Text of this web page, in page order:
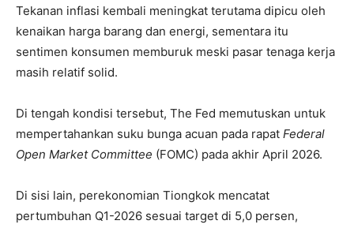
Tekanan inflasi kembali meningkat terutama dipicu oleh
kenaikan harga barang dan energi, sementara itu
sentimen konsumen memburuk meski pasar tenaga kerja
masih relatif solid.
Di tengah kondisi tersebut, The Fed memutuskan untuk
mempertahankan suku bunga acuan pada rapat Federal
Open Market Committee (FOMC) pada akhir April 2026.
Di sisi lain, perekonomian Tiongkok mencatat
pertumbuhan Q1-2026 sesuai target di 5,0 persen,